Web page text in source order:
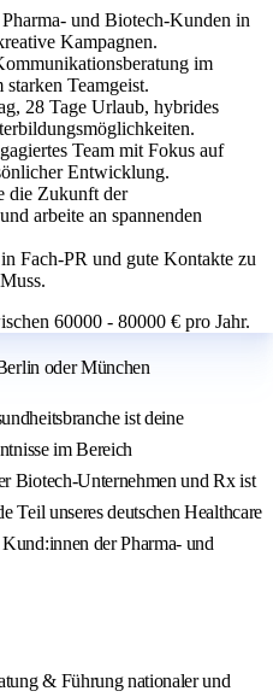
und Biotech-Kunden in
Kampagnen.
im
Teamgeist.
28 Tage Urlaub, hybrides
Team mit Fokus auf
Entwicklung.
die Zukunft der
arbeite an spannenden
Fach-PR und gute Kontakte zu
60000 - 80000 € pro Jahr.
oder München
ist deine
im Bereich
Biotech-Unternehmen und Rx ist
Teil unseres deutschen Healthcare
der Pharma- und
& Führung nationaler und